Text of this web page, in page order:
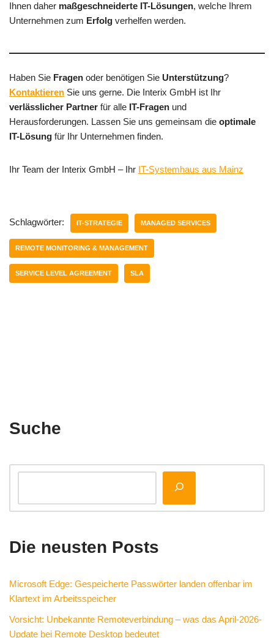
Ihnen daher maßgeschneiderte IT-Lösungen, welche Ihrem
Unternehmen zum Erfolg verhelfen werden.
Haben Sie Fragen oder benötigen Sie Unterstützung?
Kontaktieren Sie uns gerne. Die Interix GmbH ist Ihr
verlässlicher Partner für alle IT-Fragen und
Herausforderungen. Lassen Sie uns gemeinsam die optimale
IT-Lösung für Ihr Unternehmen finden.
Ihr Team der Interix GmbH – Ihr IT-Systemhaus aus Mainz
Schlagwörter: IT-STRATEGIE MANAGED SERVICES
REMOTE MONITORING & MANAGEMENT
SERVICE LEVEL AGREEMENT SLA
Suche
Die neusten Posts
Microsoft Edge: Gespeicherte Passwörter landen offenbar im
Klartext im Arbeitsspeicher
Vorsicht: Unbekannte Remoteverbindung – was das April-2026-
Update bei Remote Desktop bedeutet